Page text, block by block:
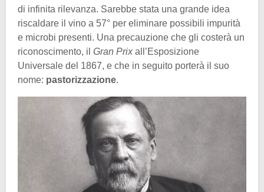
di infinita rilevanza. Sarebbe stata una grande idea
riscaldare il vino a 57° per eliminare possibili impurità
e microbi presenti. Una precauzione che gli costerà un
riconoscimento, il Gran Prix all’Esposizione
Universale del 1867, e che in seguito porterà il suo
nome: pastorizzazione.